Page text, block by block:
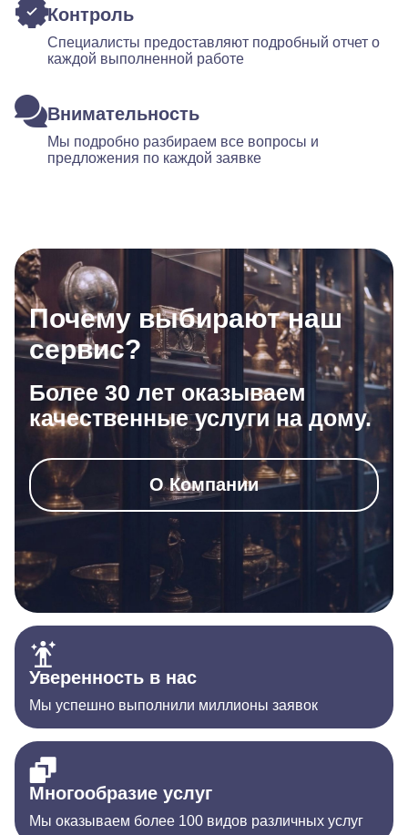
Контроль
Специалисты предоставляют подробный отчет о
каждой выполненной работе
Внимательность
Мы подробно разбираем все вопросы и
предложения по каждой заявке
Почему выбирают наш
сервис?
Более 30 лет оказываем
качественные услуги на дому.
О Компании
Уверенность в нас
Мы успешно выполнили миллионы заявок
Многообразие услуг
Мы оказываем более 100 видов различных услуг